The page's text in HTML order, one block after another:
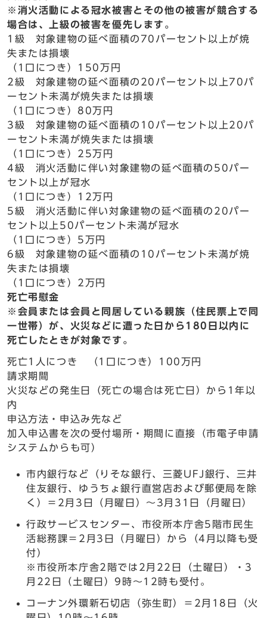
※消火活動による冠水被害とその他の被害が競合する
場合は、上級の被害を優先します。
1級 対象建物の延べ面積の70パーセント以上が焼
失または損壊
（1口につき）150万円
2級 対象建物の延べ面積の20パーセント以上70パ
ーセント未満が焼失または損壊
（1口につき）80万円
3級 対象建物の延べ面積の10パーセント以上20パ
ーセント未満が焼失または損壊
（1口につき）25万円
4級 消火活動に伴い対象建物の延べ面積の50パー
セント以上が冠水
（1口につき）12万円
5級 消火活動に伴い対象建物の延べ面積の20パー
セント以上50パーセント未満が冠水
（1口につき）5万円
6級 対象建物の延べ面積の10パーセント未満が焼
失または損壊
（1口につき）2万円
死亡弔慰金
※会員または会員と同居している親族（住民票上で同
一世帯）が、火災などに遭った日から180日以内に
死亡したときが対象です。
死亡1人につき （1口につき）100万円
請求期間
火災などの発生日（死亡の場合は死亡日）から1年以
内
申込方法・申込み先など
加入申込書を次の受付場所・期間に直接（市電子申請
システムからも可）
市内銀行など（りそな銀行、三菱UFJ銀行、三井
住友銀行、ゆうちょ銀行直営店および郵便局を除
く）＝2月3日（月曜日）～3月31日（月曜日）
行政サービスセンター、市役所本庁舎5階市民生
活総務課＝2月3日（月曜日）から（4月以降も受
付）
※市役所本庁舎2階では2月22日（土曜日）・3
月22日（土曜日）9時～12時も受付。
コーナン外環新石切店（弥生町）＝2月18日（火